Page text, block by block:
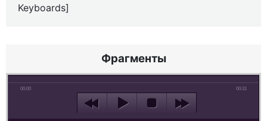
Keyboards]
Фрагменты
00:00 00:31